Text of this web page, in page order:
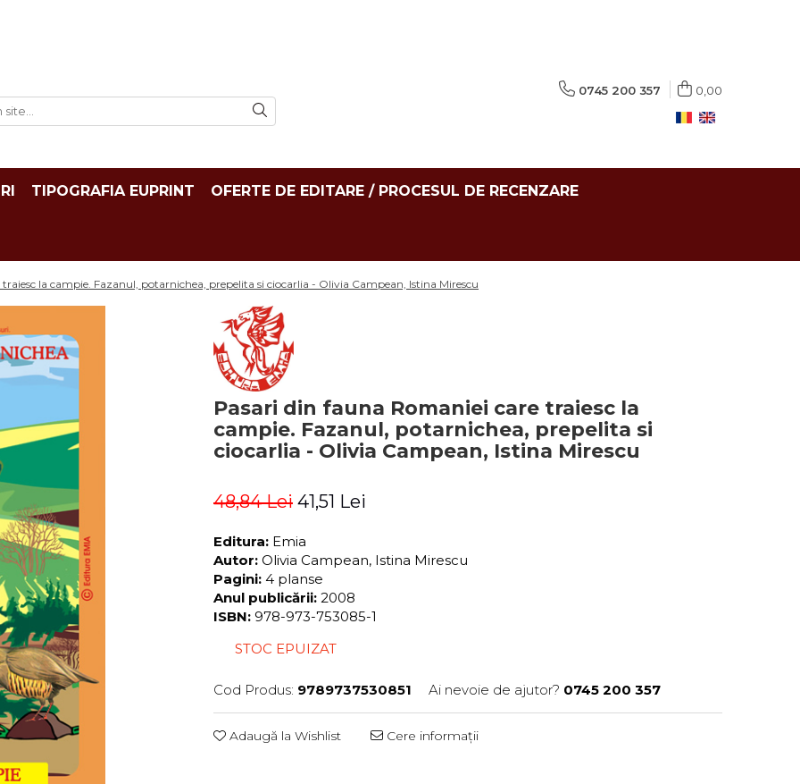
0745 200 357 0,00
TIPOGRAFIA EUPRINT OFERTE DE EDITARE / PROCESUL DE RECENZARE
la campie. Fazanul, potarnichea, prepelita si ciocarlia - Olivia Campean, Istina Mirescu
Pasari din fauna Romaniei care traiesc la
campie. Fazanul, potarnichea, prepelita si
ciocarlia - Olivia Campean, Istina Mirescu
48,84 Lei 41,51 Lei
Editura: Emia
Autor: Olivia Campean, Istina Mirescu
Pagini: 4 planse
Anul publicării: 2008
ISBN: 978-973-753085-1
STOC EPUIZAT
Cod Produs: 9789737530851 Ai nevoie de ajutor? 0745 200 357
Adaugă la Wishlist Cere informații